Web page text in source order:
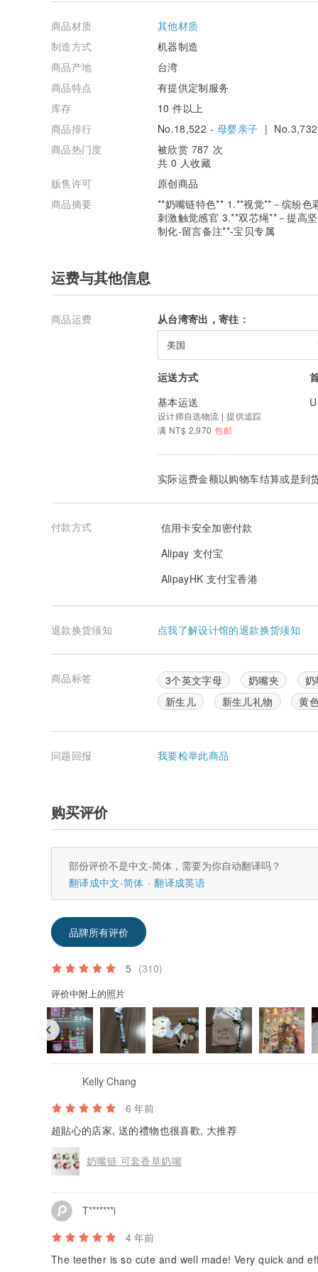
pink and blue的实体寄卖柜位, 新竹大鲁阁2f
奶嘴链皆为定制化的手工产品，链子有多种珠珠颜色可
*需先下单，因为会按照订单时间优先顺序制作奶嘴链，
单后也是可以修改产品的唷！
1.告知有无英文字母需求。(均大写，且依照英文名字长
参考图哟）
2.特殊形状的珠珠需求的颜色(星星/贝壳/直升机/爱心)。
3.奶嘴链珠珠的色系/形状/大小,私讯我们就会发照片给您
们说喜欢的颜色就可以咯！)
4.我们会拍照私讯给您确认，确认好才会出货哦。
（最多修改三次，如需追加修改次数，每次50元）
100% 无毒食品硅胶含美国和德国食品安全认证不含BPA
*定制化手工奶嘴链：一条+奶嘴夹一个, 长度约27厘米(
多寡和彩色珠珠数量有关,
*名字越多彩色珠珠越少
*仿麂皮布袋：一个（方便送礼）
主要材质：
100%食用级硅胶，无毒无味。
环保安全奶嘴夹。
用途：
可当奶嘴夹在安全带或者衣服上防止掉落 (但不能太厚)
固齿器可拆卸绑上奶嘴/玩具
奶嘴链和固齿器可供宝宝咀嚼
商品材质
其他材质
制造方式
机器制造
商品产地
台湾
商品特点
有提供定制服务
库存
10 件以上
商品排行
No.18,522 - 母婴亲子 |
商品热门度
被欣赏 787 次
共 0 人收藏
贩售许可
原创商品
商品摘要
**奶嘴链特色** 1.**视觉**－缤纷
刺激触觉感官 3.**双芯绳**－提高
制化-留言备注**-宝贝专属
运费与其他信息
商品运费 从台湾寄出，寄往：
美国
运送方式
基本运送
设计师自选物流 | 提供追踪
满 NT$ 2,970包邮
实际运费金额以购物车结算或是到
付款方式
信用卡安全加密付款
Alipay 支付宝
AlipayHK 支付宝香港
退款换货须知 点我了解设计馆的退款换货须知
商品标签 3个英文字母 奶嘴夹
奶
新生儿
新生儿礼物 黄
问题回报 我要检举此商品
购买评价
部份评价不是中文-简体，需要为你自动翻译吗？
翻译成中文-简体
翻译成英语
品牌所有评价
5 (310)
评价中附上的照片
Kelly Chang
6 年前
超貼心的店家, 送的禮物也很喜歡, 大推荐
奶嘴链 可套香草奶嘴
T*******i
4 年前
The teether is so cute and well made! Very quick and